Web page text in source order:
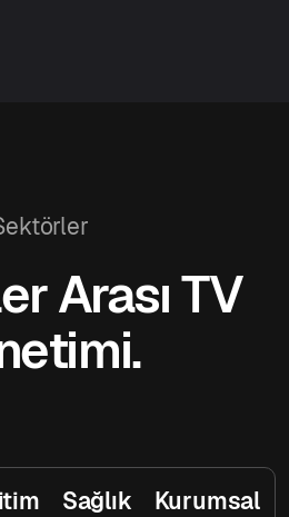
Arası TV
Sağlık
Kurumsal